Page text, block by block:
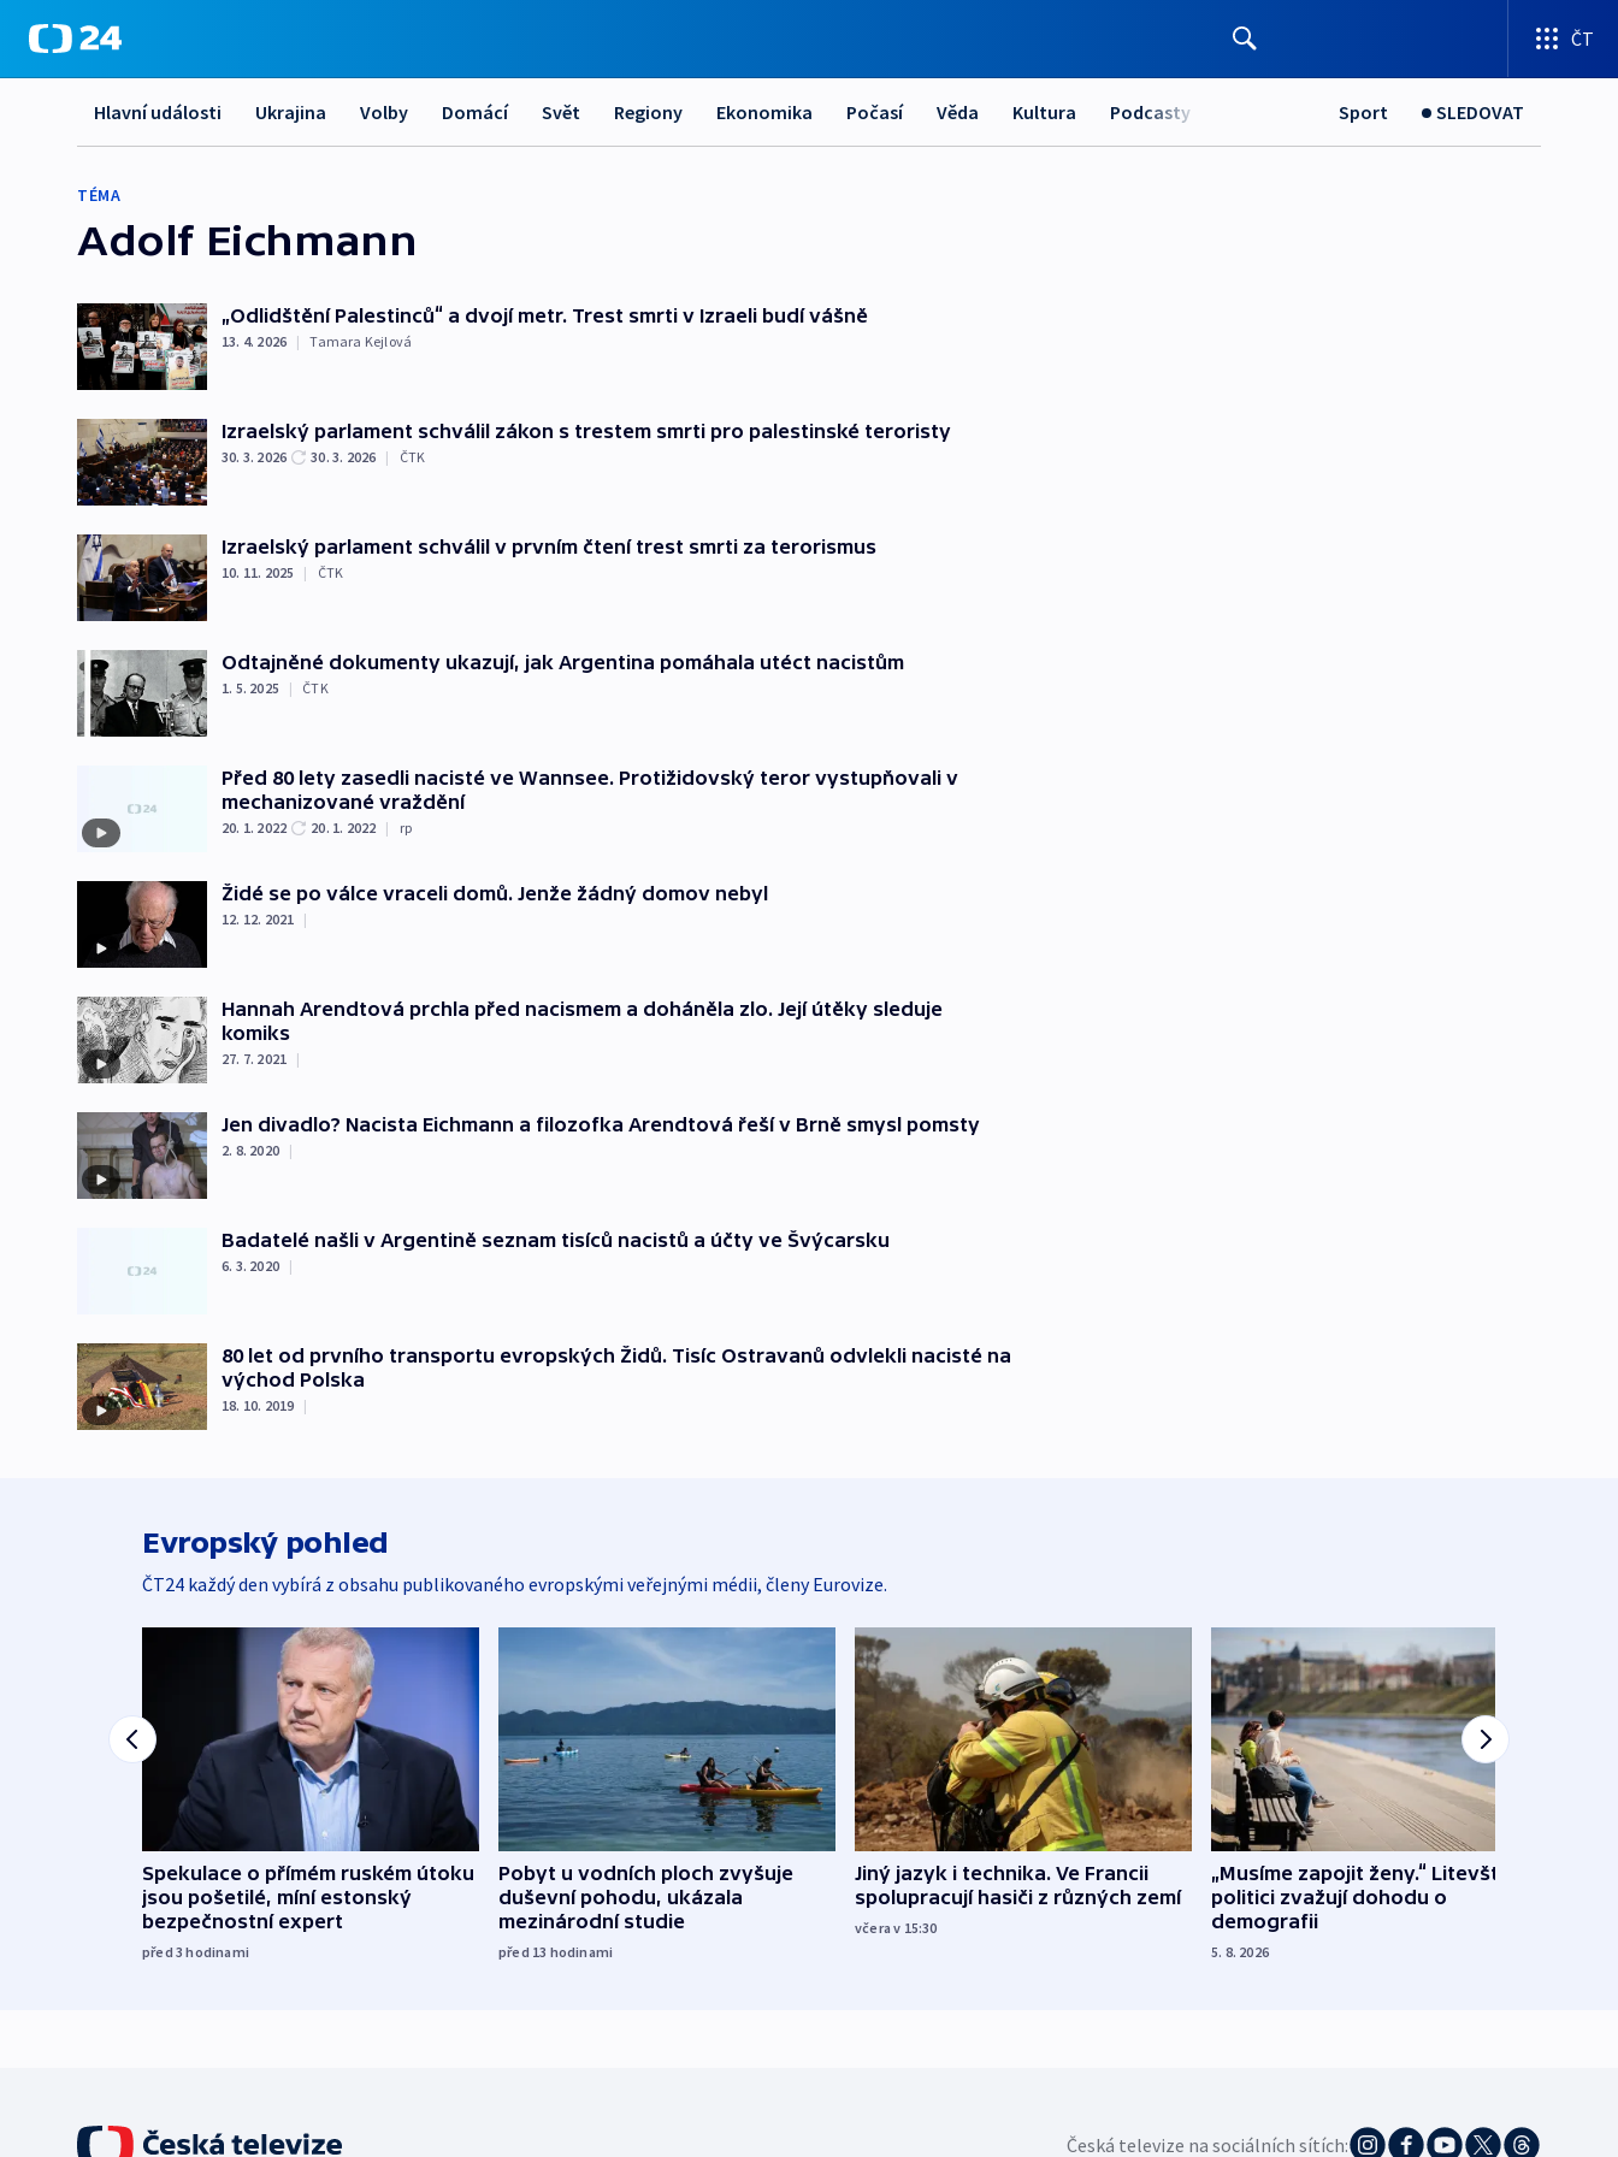
ČT
Hlavní události Ukrajina Volby Domácí Svět Regiony Ekonomika Počasí Věda Kultura Podcasty Sport SLEDOVAT
TÉMA
Adolf Eichmann
„Odlidštění Palestinců“ a dvojí metr. Trest smrti v Izraeli budí vášně
13. 4. 2026 | Tamara Kejlová
Izraelský parlament schválil zákon s trestem smrti pro palestinské teroristy
30. 3. 2026 30. 3. 2026 | ČTK
Izraelský parlament schválil v prvním čtení trest smrti za terorismus
10. 11. 2025 | ČTK
Odtajněné dokumenty ukazují, jak Argentina pomáhala utéct nacistům
1. 5. 2025 | ČTK
Před 80 lety zasedli nacisté ve Wannsee. Protižidovský teror vystupňovali v
mechanizované vraždění
20. 1. 2022 20. 1. 2022 | rp
Židé se po válce vraceli domů. Jenže žádný domov nebyl
12. 12. 2021 |
Hannah Arendtová prchla před nacismem a doháněla zlo. Její útěky sleduje
komiks
27. 7. 2021 |
Jen divadlo? Nacista Eichmann a filozofka Arendtová řeší v Brně smysl pomsty
2. 8. 2020 |
Badatelé našli v Argentině seznam tisíců nacistů a účty ve Švýcarsku
6. 3. 2020 |
80 let od prvního transportu evropských Židů. Tisíc Ostravanů odvlekli nacisté na
východ Polska
18. 10. 2019 |
Evropský pohled
ČT24 každý den vybírá z obsahu publikovaného evropskými veřejnými médii, členy Eurovize.
Spekulace o přímém ruském útoku
jsou pošetilé, míní estonský
bezpečnostní expert
před 3hodinami
Pobyt u vodních ploch zvyšuje
duševní pohodu, ukázala
mezinárodní studie
před 13 hodinami
Jiný jazyk i technika. Ve Francii
spolupracují hasiči z různých zemí
včera v 15:30
„Musíme zapojit ženy.“ Litevští
politici zvažují dohodu o
demografii
5. 8. 2026
Česká televize na sociálních sítích: